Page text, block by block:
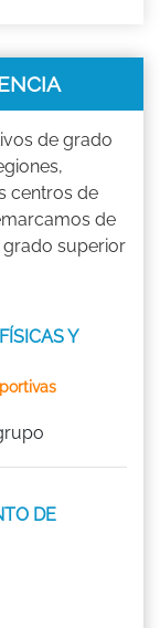
de grado
centros de
de
grado superior
Y
DE